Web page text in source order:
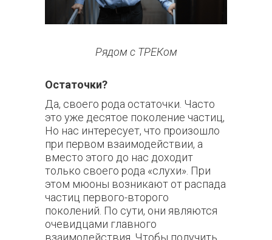
Рядом с ТРЕКом
Остаточки?
Да, своего рода остаточки. Часто
это уже десятое поколение частиц,
Но нас интересует, что произошло
при первом взаимодействии, а
вместо этого до нас доходит
только своего рода «слухи». При
этом мюоны возникают от распада
частиц первого-второго
поколений. По сути, они являются
очевидцами главного
взаимодействия. Чтобы получить